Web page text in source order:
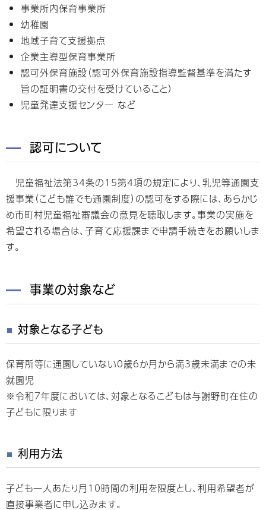
事業所内保育事業所
幼稚園
地域子育て支援拠点
企業主導型保育事業所
認可外保育施設（認可外保育施設指導監督基準を満たす
旨の証明書の交付を受けていること）
児童発達支援センター など
認可について
児童福祉法第34条の15第4項の規定により、乳児等通園支
援事業（こども誰でも通園制度）の認可をする際には、あらかじ
め市町村児童福祉審議会の意見を聴取します。事業の実施を
希望される場合は、子育て応援課まで申請手続きをお願いしま
す。
事業の対象など
対象となる子ども
保育所等に通園していない0歳6か月から満3歳未満までの未
就園児
※令和7年度においては、対象となるこどもは与謝野町在住の
子どもに限ります
利用方法
子ども一人あたり月10時間の利用を限度とし、利用希望者が
直接事業者に申し込みます。